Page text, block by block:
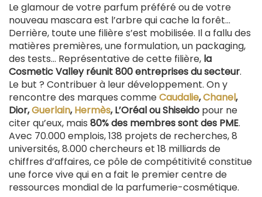
Le glamour de votre parfum préféré ou de votre
nouveau mascara est l’arbre qui cache la forêt…
Derrière, toute une filière s’est mobilisée. Il a fallu des
matières premières, une formulation, un packaging,
des tests… Représentative de cette filière, la
Cosmetic Valley réunit 800 entreprises du secteur.
Le but ? Contribuer à leur développement. On y
rencontre des marques commeCaudalie,Chanel,
Dior,Guerlain,Hermès, L’Oréal ou Shiseido pour ne
citer qu’eux, mais 80% des membres sont des PME.
Avec 70.000 emplois, 138 projets de recherches, 8
universités, 8.000 chercheurs et 18 milliards de
chiffres d’affaires, ce pôle de compétitivité constitue
une force vive qui en a fait le premier centre de
ressources mondial de la parfumerie-cosmétique.